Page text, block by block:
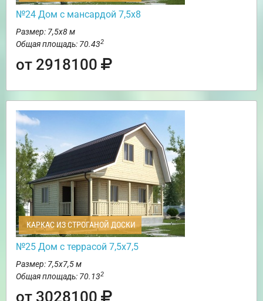
№24 Дом с мансардой 7,5х8
Размер: 7,5х8 м
Общая площадь: 70.432
от 2918100
КАРКАС ИЗ СТРОГАНОЙ ДОСКИ
№25 Дом с террасой 7,5х7,5
Размер: 7,5х7,5 м
Общая площадь: 70.132
от 3028100